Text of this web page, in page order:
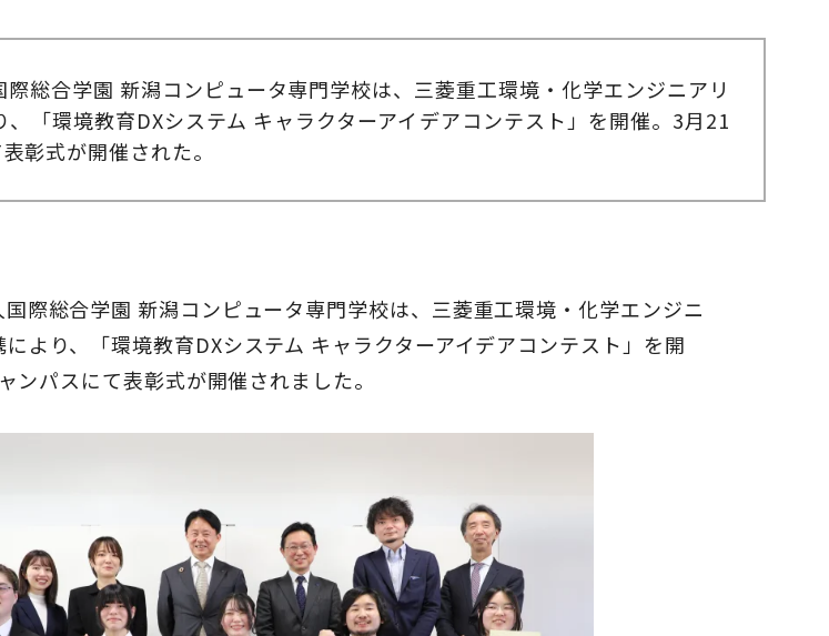
総合学園 新潟コンピュータ専門学校は、三菱重工環境・化学エンジニアリ
「環境教育DXシステム キャラクターアイデアコンテスト」を開催。3月21
彰式が開催された。
際総合学園 新潟コンピュータ専門学校は、三菱重工環境・化学エンジニ
より、「環境教育DXシステム キャラクターアイデアコンテスト」を開
パスにて表彰式が開催されました。